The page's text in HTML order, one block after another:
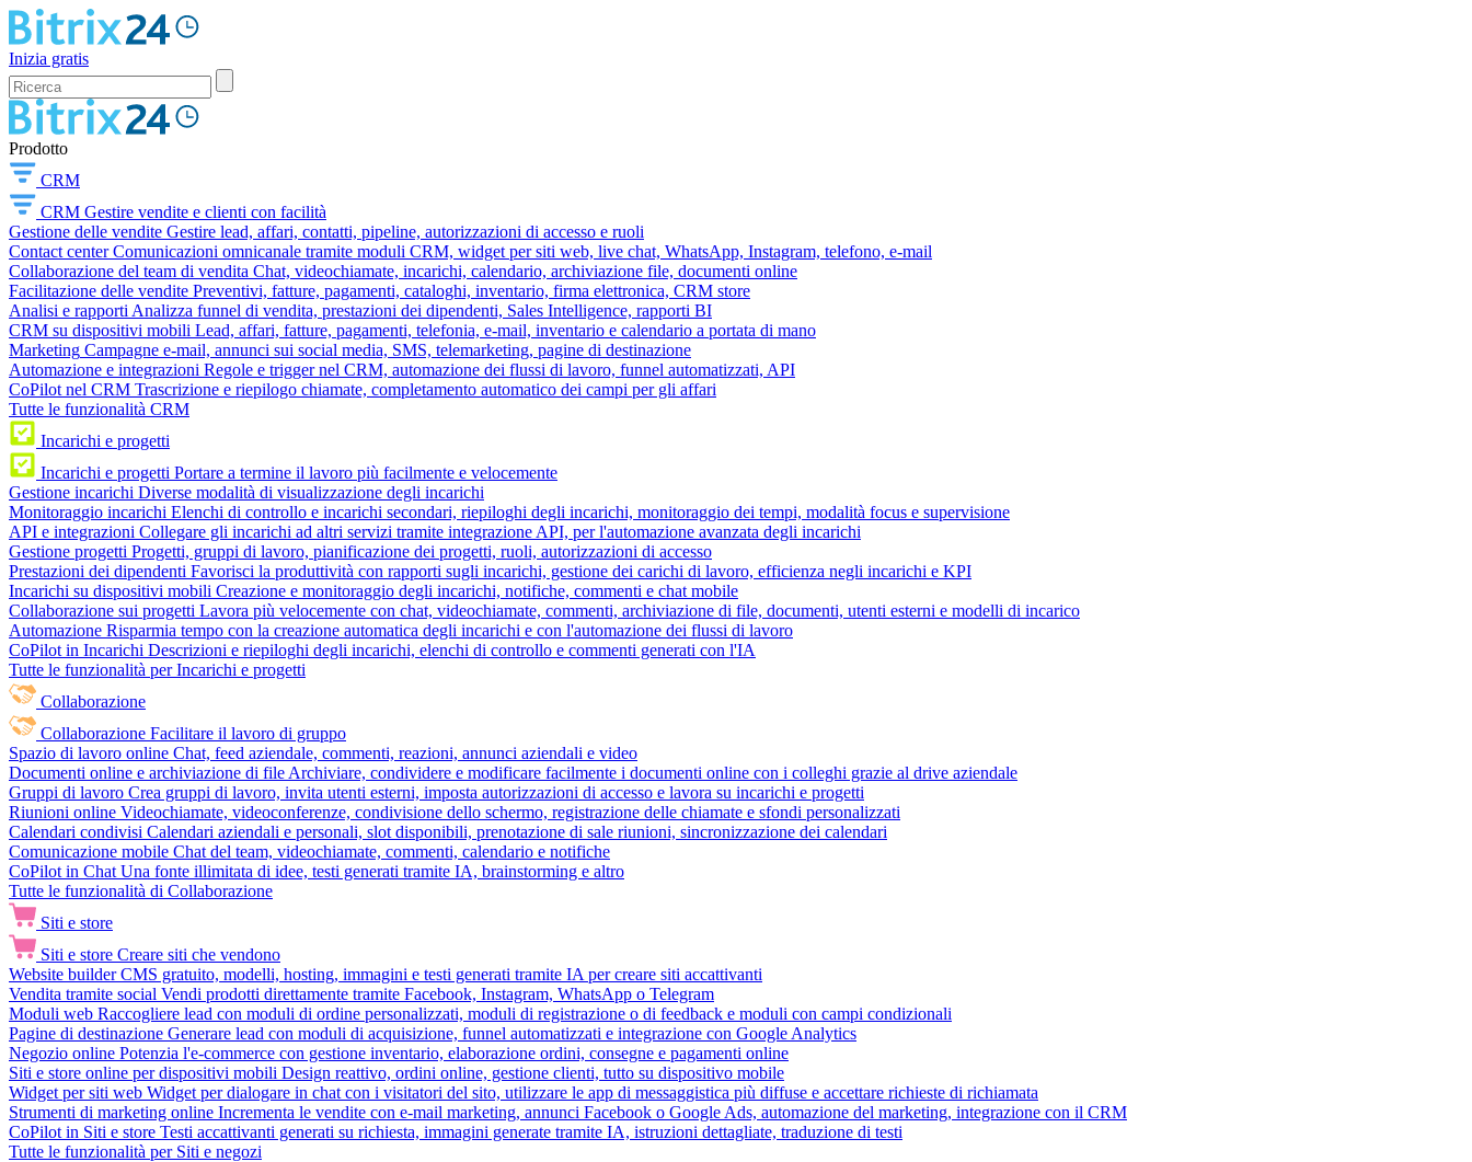
Inizia gratis
Prodotto
CRM
CRM Gestire vendite e clienti con facilità
Gestione delle vendite Gestire lead, affari, contatti, pipeline, autorizzazioni di accesso e ruoli
Contact center Comunicazioni omnicanale tramite moduli CRM, widget per siti web, live chat, WhatsApp, Instagram, telefono, e-mail
Collaborazione del team di vendita Chat, videochiamate, incarichi, calendario, archiviazione file, documenti online
Facilitazione delle vendite Preventivi, fatture, pagamenti, cataloghi, inventario, firma elettronica, CRM store
Analisi e rapporti Analizza funnel di vendita, prestazioni dei dipendenti, Sales Intelligence, rapporti BI
CRM su dispositivi mobili Lead, affari, fatture, pagamenti, telefonia, e-mail, inventario e calendario a portata di mano
Marketing Campagne e-mail, annunci sui social media, SMS, telemarketing, pagine di destinazione
Automazione e integrazioni Regole e trigger nel CRM, automazione dei flussi di lavoro, funnel automatizzati, API
CoPilot nel CRM Trascrizione e riepilogo chiamate, completamento automatico dei campi per gli affari
Tutte le funzionalità CRM
Incarichi e progetti
Incarichi e progetti Portare a termine il lavoro più facilmente e velocemente
Gestione incarichi Diverse modalità di visualizzazione degli incarichi
Monitoraggio incarichi Elenchi di controllo e incarichi secondari, riepiloghi degli incarichi, monitoraggio dei tempi, modalità focus e supervisione
API e integrazioni Collegare gli incarichi ad altri servizi tramite integrazione API, per l'automazione avanzata degli incarichi
Gestione progetti Progetti, gruppi di lavoro, pianificazione dei progetti, ruoli, autorizzazioni di accesso
Prestazioni dei dipendenti Favorisci la produttività con rapporti sugli incarichi, gestione dei carichi di lavoro, efficienza negli incarichi e KPI
Incarichi su dispositivi mobili Creazione e monitoraggio degli incarichi, notifiche, commenti e chat mobile
Collaborazione sui progetti Lavora più velocemente con chat, videochiamate, commenti, archiviazione di file, documenti, utenti esterni e modelli di incarico
Automazione Risparmia tempo con la creazione automatica degli incarichi e con l'automazione dei flussi di lavoro
CoPilot in Incarichi Descrizioni e riepiloghi degli incarichi, elenchi di controllo e commenti generati con l'IA
Tutte le funzionalità per Incarichi e progetti
Collaborazione
Collaborazione Facilitare il lavoro di gruppo
Spazio di lavoro online Chat, feed aziendale, commenti, reazioni, annunci aziendali e video
Documenti online e archiviazione di file Archiviare, condividere e modificare facilmente i documenti online con i colleghi grazie al drive aziendale
Gruppi di lavoro Crea gruppi di lavoro, invita utenti esterni, imposta autorizzazioni di accesso e lavora su incarichi e progetti
Riunioni online Videochiamate, videoconferenze, condivisione dello schermo, registrazione delle chiamate e sfondi personalizzati
Calendari condivisi Calendari aziendali e personali, slot disponibili, prenotazione di sale riunioni, sincronizzazione dei calendari
Comunicazione mobile Chat del team, videochiamate, commenti, calendario e notifiche
CoPilot in Chat Una fonte illimitata di idee, testi generati tramite IA, brainstorming e altro
Tutte le funzionalità di Collaborazione
Siti e store
Siti e store Creare siti che vendono
Website builder CMS gratuito, modelli, hosting, immagini e testi generati tramite IA per creare siti accattivanti
Vendita tramite social Vendi prodotti direttamente tramite Facebook, Instagram, WhatsApp o Telegram
Moduli web Raccogliere lead con moduli di ordine personalizzati, moduli di registrazione o di feedback e moduli con campi condizionali
Pagine di destinazione Generare lead con moduli di acquisizione, funnel automatizzati e integrazione con Google Analytics
Negozio online Potenzia l'e-commerce con gestione inventario, elaborazione ordini, consegne e pagamenti online
Siti e store online per dispositivi mobili Design reattivo, ordini online, gestione clienti, tutto su dispositivo mobile
Widget per siti web Widget per dialogare in chat con i visitatori del sito, utilizzare le app di messaggistica più diffuse e accettare richieste di richiamata
Strumenti di marketing online Incrementa le vendite con e-mail marketing, annunci Facebook o Google Ads, automazione del marketing, integrazione con il CRM
CoPilot in Siti e store Testi accattivanti generati su richiesta, immagini generate tramite IA, istruzioni dettagliate, traduzione di testi
Tutte le funzionalità per Siti e negozi